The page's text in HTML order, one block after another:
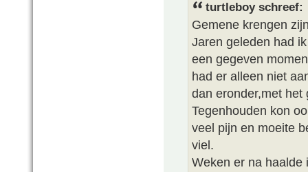
turtleboy schreef:
Gemene krengen
Jaren geleden had
een gegeven
had er alleen niet
dan eronder,met het
Tegenhouden kon
veel pijn en moeite
viel.
Weken er na haalde